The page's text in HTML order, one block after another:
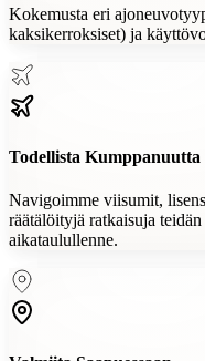
Kokemusta eri
kaksikerroksiset) ja
Todellista Kumppanuutta
Navigoimme viisumit,
räätälöityjä ratkaisuja
aikataulullenne.